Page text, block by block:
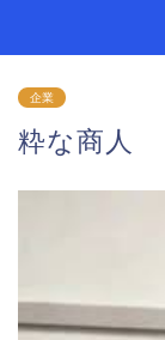
企業
粋な商人